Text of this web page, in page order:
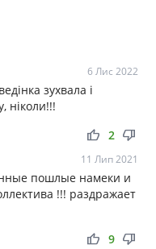
6 Лис 2022
зухвала і
ніколи!!!
thumb_up thumb_down
2
11 Лип 2021
пошлые намеки и
!!! раздражает
thumb_up thumb_down
9